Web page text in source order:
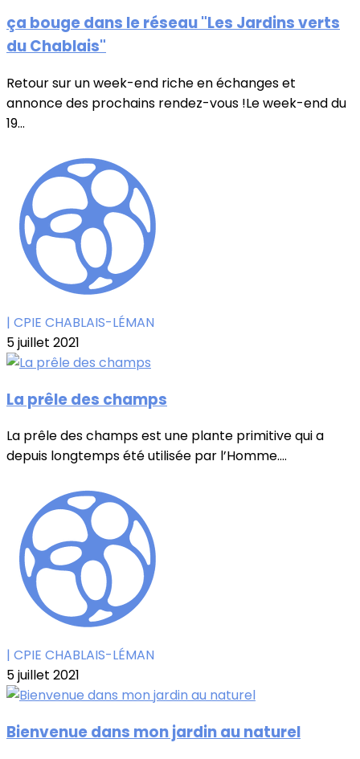
ça bouge dans le réseau "Les Jardins verts
du Chablais"
Retour sur un week-end riche en échanges et
annonce des prochains rendez-vous !Le week-end du
19...
| CPIE CHABLAIS-LÉMAN
5 juillet 2021
La prêle des champs
La prêle des champs est une plante primitive qui a
depuis longtemps été utilisée par l’Homme....
| CPIE CHABLAIS-LÉMAN
5 juillet 2021
Bienvenue dans mon jardin au naturel